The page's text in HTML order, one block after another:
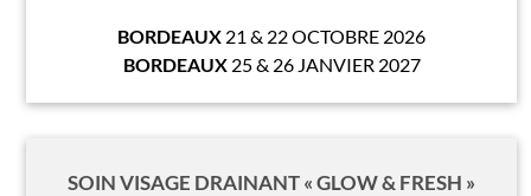
BORDEAUX 21 & 22 OCTOBRE 2026
BORDEAUX 25 & 26 JANVIER 2027
SOIN VISAGE DRAINANT « GLOW & FRESH »